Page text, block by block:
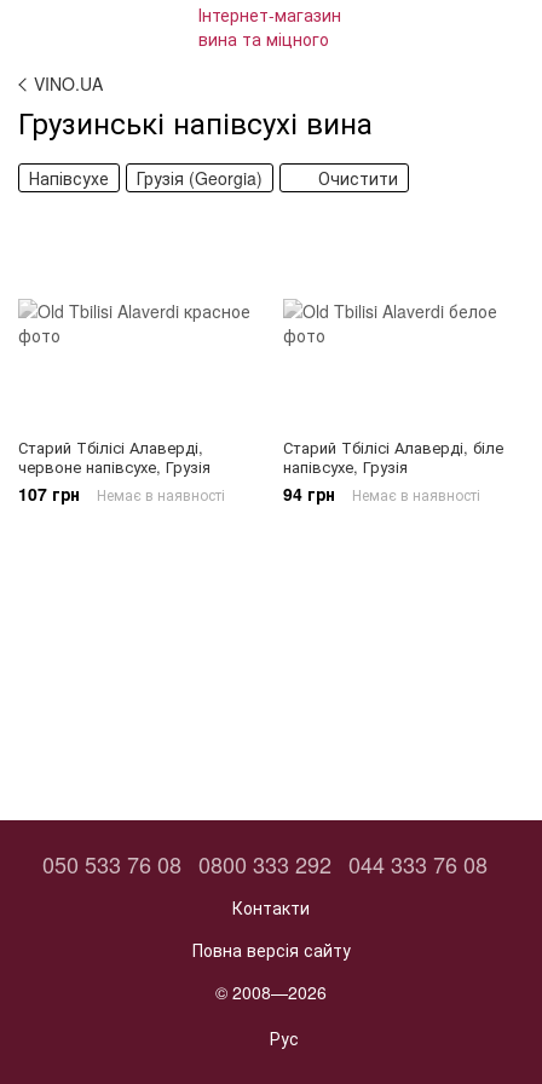
VINO.UA
Грузинські напівсухі вина
Напівсухе Грузія (Georgia) Очистити
Старий Тбілісі Алаверді,
червоне напівсухе, Грузія
107 грн Немає в наявності
Старий Тбілісі Алаверді, біле
напівсухе, Грузія
94 грн Немає в наявності
050 533 76 08 0800 333 292 044 333 76 08
Контакти
Повна версія сайту
© 2008—2026
Рус